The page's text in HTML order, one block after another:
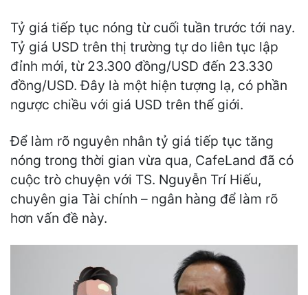
Tỷ giá tiếp tục nóng từ cuối tuần trước tới nay.
Tỷ giá USD trên thị trường tự do liên tục lập
đỉnh mới, từ 23.300 đồng/USD đến 23.330
đồng/USD. Đây là một hiện tượng lạ, có phần
ngược chiều với giá USD trên thế giới.
Để làm rõ nguyên nhân tỷ giá tiếp tục tăng
nóng trong thời gian vừa qua, CafeLand đã có
cuộc trò chuyện với TS. Nguyễn Trí Hiếu,
chuyên gia Tài chính – ngân hàng để làm rõ
hơn vấn đề này.